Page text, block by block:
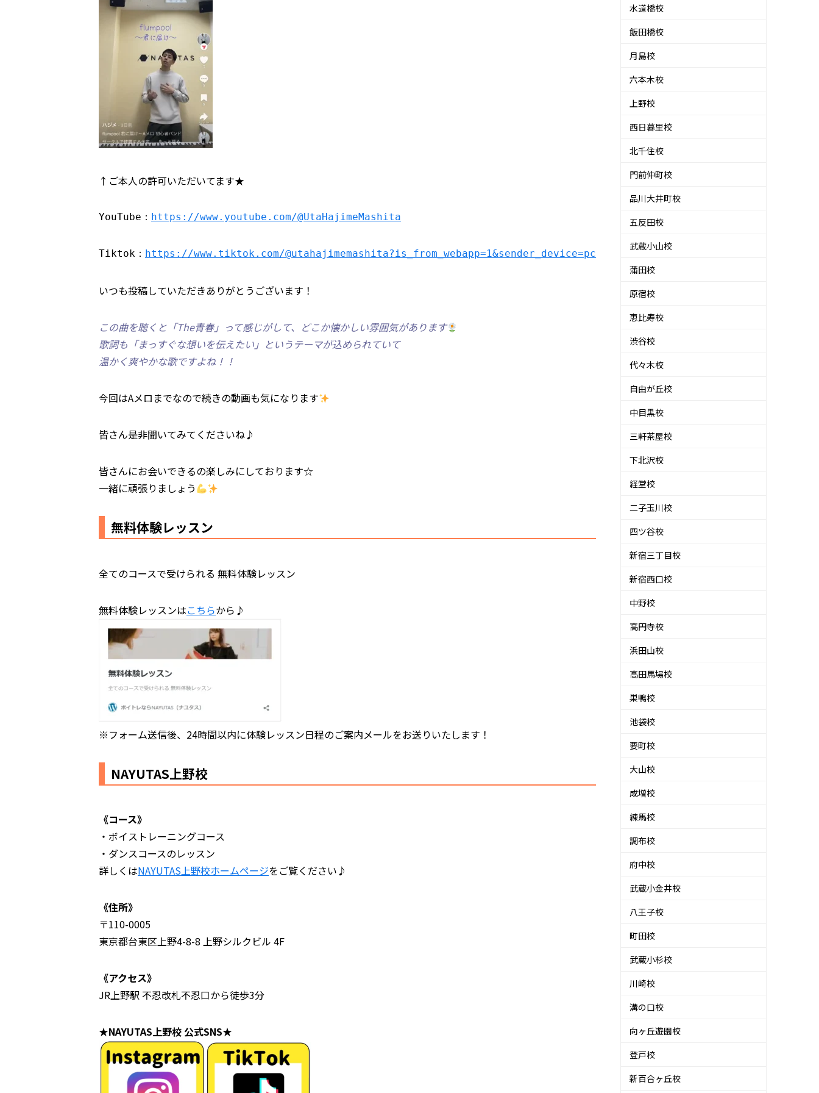
↑ご本人の許可いただいてます★
YouTube： https://www.youtube.com/@UtaHajimeMashita
Tiktok： https://www.tiktok.com/@utahajimemashita?is_from_webapp=1&sender_device=pc
いつも投稿していただきありがとうございます！
この曲を聴くと「The青春」って感じがして、どこか懐かしい雰囲気があります
歌詞も「まっすぐな想いを伝えたい」というテーマが込められていて
温かく爽やかな歌ですよね！！
今回はAメロまでなので続きの動画も気になります
皆さん是非聞いてみてくださいね♪
皆さんにお会いできるの楽しみにしております☆
一緒に頑張りましょう
無料体験レッスン
全てのコースで受けられる 無料体験レッスン
無料体験レッスンはこちらから♪
※フォーム送信後、24時間以内に体験レッスン日程のご案内メールをお送りいたします！
NAYUTAS上野校
《コース》
・ボイストレーニングコース
・ダンスコースのレッスン
詳しくはNAYUTAS上野校ホームページをご覧ください♪
《住所》
〒110-0005
東京都台東区上野4-8-8 上野シルクビル 4F
《アクセス》
JR上野駅 不忍改札不忍口から徒歩3分
★NAYUTAS上野校 公式SNS★
水道橋校
飯田橋校
月島校
六本木校
上野校
西日暮里校
北千住校
門前仲町校
品川大井町校
五反田校
武蔵小山校
蒲田校
原宿校
恵比寿校
渋谷校
代々木校
自由が丘校
中目黒校
三軒茶屋校
下北沢校
経堂校
二子玉川校
四ツ谷校
新宿三丁目校
新宿西口校
中野校
高円寺校
浜田山校
高田馬場校
巣鴨校
池袋校
要町校
大山校
成増校
練馬校
調布校
府中校
武蔵小金井校
八王子校
町田校
武蔵小杉校
川崎校
溝の口校
向ヶ丘遊園校
登戸校
新百合ヶ丘校